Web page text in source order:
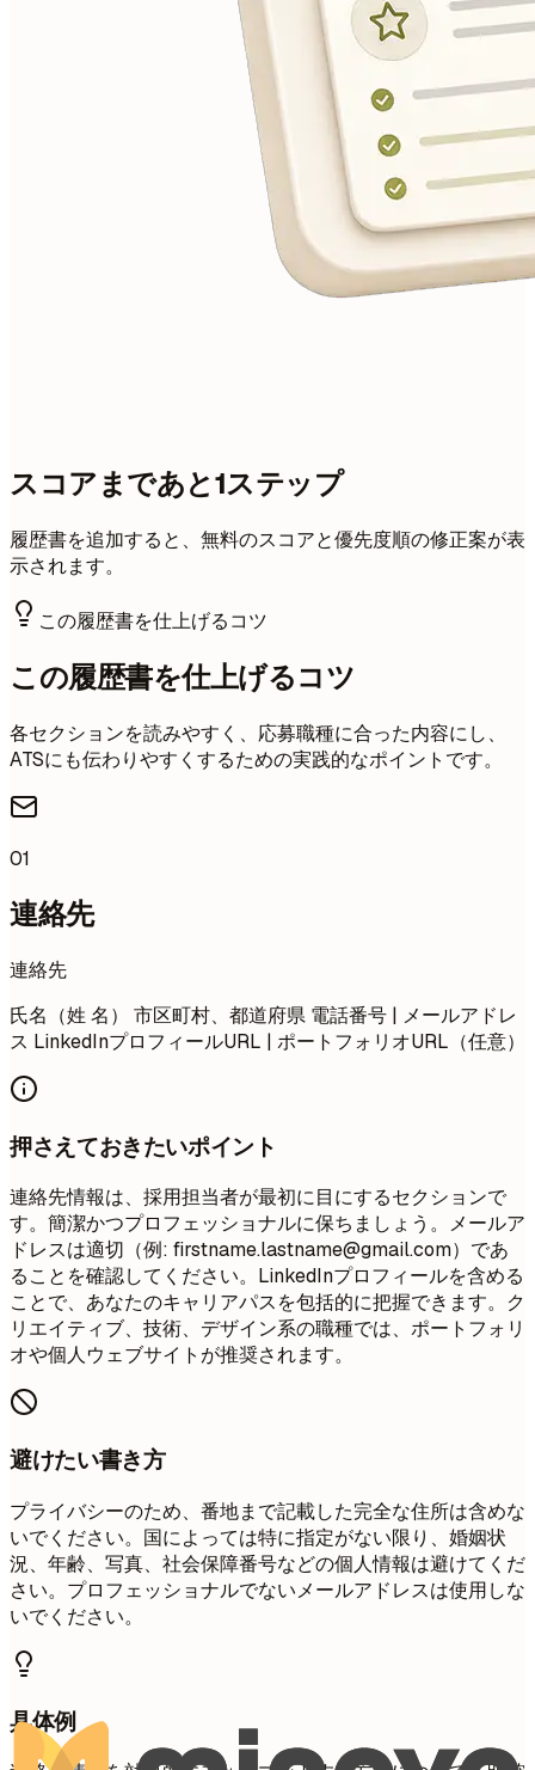
スコアまであと1ステップ
履歴書を追加すると、無料のスコアと優先度順の修正案が表
示されます。
この履歴書を仕上げるコツ
この履歴書を仕上げるコツ
各セクションを読みやすく、応募職種に合った内容にし、
ATSにも伝わりやすくするための実践的なポイントです。
01
連絡先
連絡先
氏名（姓 名） 市区町村、都道府県 電話番号 | メールアドレ
ス LinkedInプロフィールURL | ポートフォリオURL（任意）
押さえておきたいポイント
連絡先情報は、採用担当者が最初に目にするセクションで
す。簡潔かつプロフェッショナルに保ちましょう。メールア
ドレスは適切（例: firstname.lastname@gmail.com）であ
ることを確認してください。LinkedInプロフィールを含める
ことで、あなたのキャリアパスを包括的に把握できます。ク
リエイティブ、技術、デザイン系の職種では、ポートフォリ
オや個人ウェブサイトが推奨されます。
避けたい書き方
プライバシーのため、番地まで記載した完全な住所は含めな
いでください。国によっては特に指定がない限り、婚姻状
況、年齢、写真、社会保障番号などの個人情報は避けてくだ
さい。プロフェッショナルでないメールアドレスは使用しな
いでください。
具体例